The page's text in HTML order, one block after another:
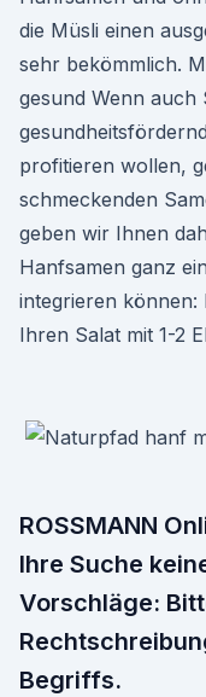
die Müsli einen
sehr bekömmlich.
gesund Wenn auch
profitieren wollen,
schmeckenden
geben wir Ihnen
Hanfsamen ganz
integrieren können:
Ihren Salat mit 1-2
ROSSMANN
Ihre Suche
Vorschläge:
Begriffs.